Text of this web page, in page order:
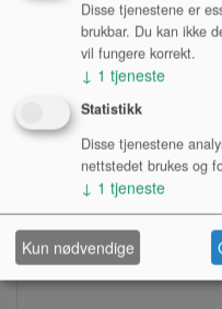
NOTESTATIV,
Disse tjenestene er
brukbar. Du kan ikke
vil fungere korrekt.
↓ 1 tjeneste
Statistikk
Disse tjenestene
nettstedet brukes og
↓ 1 tjeneste
Kun nødvendige